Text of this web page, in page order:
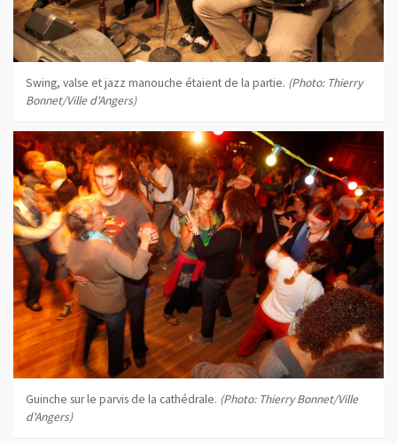
Swing, valse et jazz manouche étaient de la partie. (Photo: Thierry
Bonnet/Ville d'Angers)
Guinche sur le parvis de la cathédrale. (Photo: Thierry Bonnet/Ville
d'Angers)